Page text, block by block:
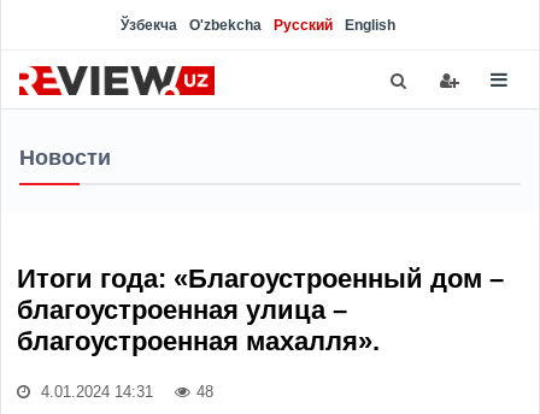
Ўзбекча O'zbekcha Русский English
Новости
Итоги года: «Благоустроенный дом –
благоустроенная улица –
благоустроенная махалля».
4.01.2024 14:31 48